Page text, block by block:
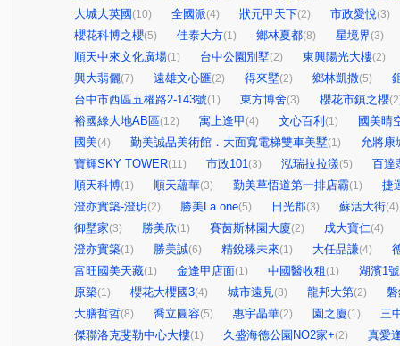
大城大英國 (10) 全國派(4) 狀元甲天下(2) 市政愛悅(3)
櫻花科博之櫻(5) 佳泰大方(1) 鄉林夏都(8) 星境界(3)
順天中來文化廣場(1) 台中公園別墅(2) 東興陽光大樓(2)
興大翡儷(7) 遠雄文心匯(2) 得來墅(2) 鄉林凱撒(5)
台中市西區五權路2-143號(1) 東方博舍(3) 櫻花市鎮之櫻
裕國綠大地AB區(12) 寓上逢甲 (4) 文心百利 (1)
國美晴
國美(4) 勤美誠品美術館．大面寬電梯雙車美墅(1)
允將康
寶輝SKY TOWER(11) 市政101(3) 泓瑞拉拉漾(5)
百達
順天科博(1) 順天蘊華(3) 勤美草悟道第一排店霸(1)
捷
澄亦實築-澄玥 (2) 勝美La one(5) 日光郡(3) 蘇活大街(4)
御墅家(3) 勝美欣(1) 賽茵斯林園大廈(2) 成大寶仁(4)
澄亦實築(1) 勝美誠(6) 精銳臻未來(1) 大任品謙(4)
富旺國美天藏(1) 金逢甲店面(1) 中國醫收租 (1)
湖濱1
原築(1) 櫻花大櫻國3(4) 城市遠見(8) 龍邦大第(2)
大膳哲哲(8) 喬立圓容(5) 惠宇晶華(2) 園之廈(1)
三
傑聯洛克斐勒中心大樓(1) 久盛海德公園NO2家+(2)
真愛